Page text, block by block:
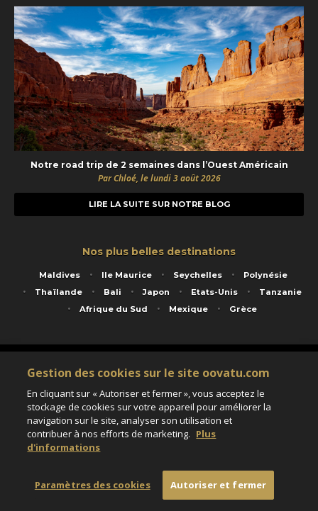
Notre road trip de 2 semaines dans l’Ouest Américain
Par Chloé, le lundi 3 août 2026
LIRE LA SUITE SUR NOTRE BLOG
Nos plus belles destinations
Maldives Ile Maurice Seychelles
Polynésie
Thaïlande
Bali Japon Etats-Unis
Tanzanie
Afrique du Sud
Mexique Grèce
Service animé par Nautil Voyages - 22 rue Georges Picquart 75017 Paris - S.A.S
au capital de 155 696 euros - RCS Paris B 423 671 973 - Code APE 7911Z
Matricule Atout France IM075100020 - Garantie financière Groupama - Agrément IATA
Assurance responsabilité civile et professionnelle HISCOX RCP0081066
Paramètres des cookies
Gestion des cookies sur le site oovatu.com
En cliquant sur « Autoriser et fermer », vous acceptez le
stockage de cookies sur votre appareil pour améliorer la
navigation sur le site, analyser son utilisation et
contribuer à nos efforts de marketing. Plus
d'informations
Paramètres des cookies Autoriser et fermer